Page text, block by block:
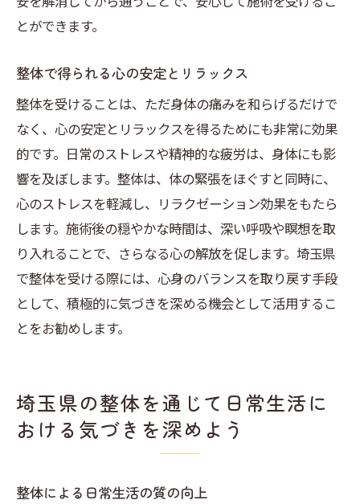
埼玉県での整体が与える心の安定
とができます。
整体で得られる心の安定とリラックス
整体を受けることは、ただ身体の痛みを和らげるだけで
なく、心の安定とリラックスを得るためにも非常に効果
的です。日常のストレスや精神的な疲労は、身体にも影
響を及ぼします。整体は、体の緊張をほぐすと同時に、
心のストレスを軽減し、リラクゼーション効果をもたら
します。施術後の穏やかな時間は、深い呼吸や瞑想を取
り入れることで、さらなる心の解放を促します。埼玉県
で整体を受ける際には、心身のバランスを取り戻す手段
として、積極的に気づきを深める機会として活用するこ
とをお勧めします。
埼玉県の整体を通じて日常生活に
おける気づきを深めよう
整体による日常生活の質の向上